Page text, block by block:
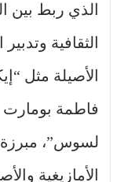
الذي ربط بين
الثقافية
الأصيلة مثل
فاطمة بومارت
لسوس”، مبرزة
الأمازيغية